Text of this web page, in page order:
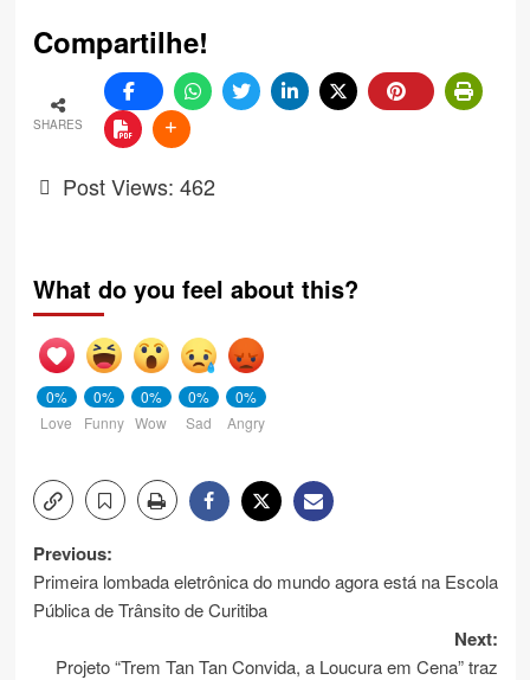
Compartilhe!
SHARES
Post Views: 462
What do you feel about this?
0%
Love
0%
Funny
0%
Wow
0%
Sad
0%
Angry
Post
navigation
Previous:
Primeira lombada eletrônica do mundo agora está na Escola
Pública de Trânsito de Curitiba
Next:
Projeto “Trem Tan Tan Convida, a Loucura em Cena” traz